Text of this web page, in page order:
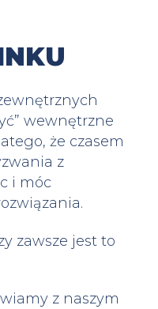
wewnętrzne
że czasem
z
i móc
zawsze jest to
z naszym